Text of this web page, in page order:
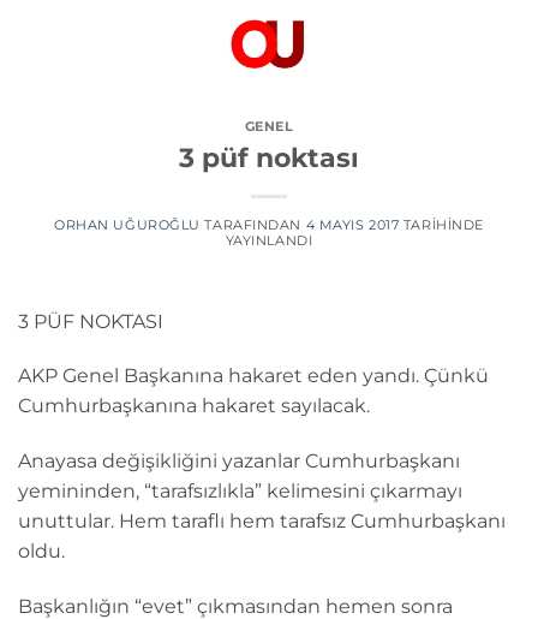
GENEL
3 püf noktası
ORHAN UĞUROĞLU TARAFINDAN 4 MAYIS 2017 TARIHINDE
YAYINLANDI
3 PÜF NOKTASI
AKP Genel Başkanına hakaret eden yandı. Çünkü
Cumhurbaşkanına hakaret sayılacak.
Anayasa değişikliğini yazanlar Cumhurbaşkanı
yemininden, “tarafsızlıkla” kelimesini çıkarmayı
unuttular. Hem taraflı hem tarafsız Cumhurbaşkanı
oldu.
Başkanlığın “evet” çıkmasından hemen sonra